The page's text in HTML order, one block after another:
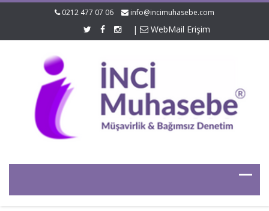
0212 477 07 06 info@incimuhasebe.com
| WebMail Erişim